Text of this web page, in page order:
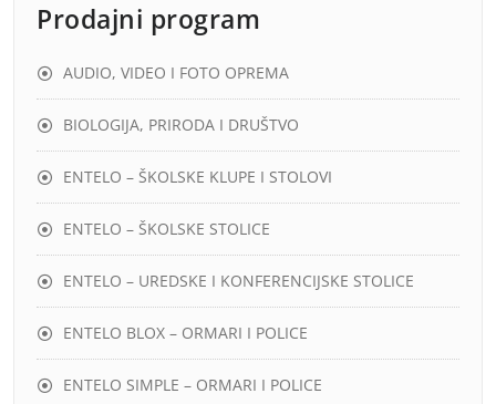
Prodajni program
AUDIO, VIDEO I FOTO OPREMA
BIOLOGIJA, PRIRODA I DRUŠTVO
ENTELO – ŠKOLSKE KLUPE I STOLOVI
ENTELO – ŠKOLSKE STOLICE
ENTELO – UREDSKE I KONFERENCIJSKE STOLICE
ENTELO BLOX – ORMARI I POLICE
ENTELO SIMPLE – ORMARI I POLICE